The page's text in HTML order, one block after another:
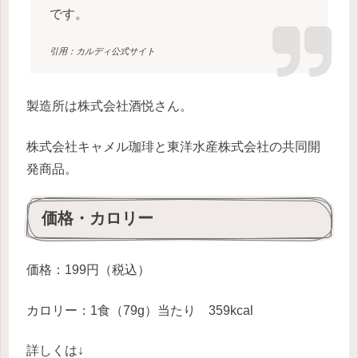
です。
引用：カルディ公式サイト
製造所は株式会社酒悦さん。
株式会社キャメル珈琲と東洋水産株式会社の共同開
発商品。
価格・カロリー
価格：199円（税込）
カロリー：1食（79g）当たり 359kcal
詳しくは↓